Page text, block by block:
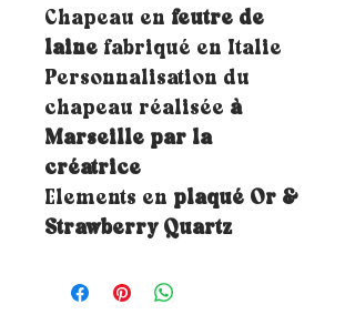
Chapeau en feutre de
laine fabriqué en Italie
Personnalisation du
chapeau réalisée à
Marseille par la
créatrice
Elements en plaqué Or &
Strawberry Quartz